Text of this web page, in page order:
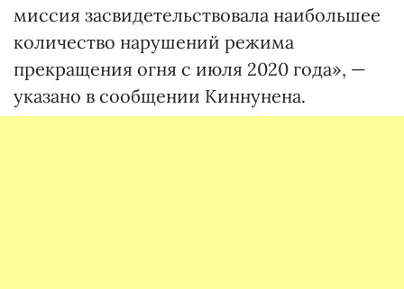
миссия засвидетельствовала наибольшее
количество нарушений режима
прекращения огня с июля 2020 года», —
указано в сообщении Киннунена.